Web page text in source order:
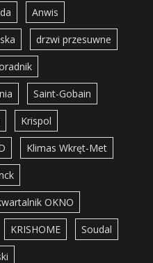
Anwis
drzwi przesuwne
Saint-Gobain
Krispol
Klimas Wkręt-Met
OKNO
KRISHOME Soudal